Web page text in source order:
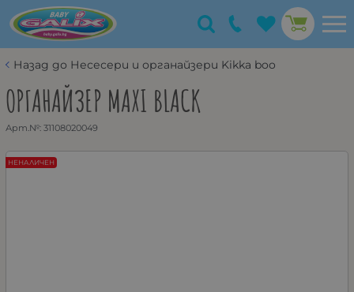
Назад до Несесери и органайзери Kikka boo
ОРГАНАЙЗЕР MAXI BLACK
Арт.№: 31108020049
НЕНАЛИЧЕН